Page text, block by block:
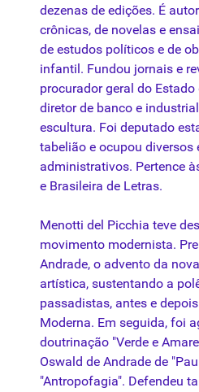
dezenas de edições. É
crônicas, de novelas e
de estudos políticos e de
infantil. Fundou jornais e
procurador geral do Estado
diretor de banco e
escultura. Foi deputado
tabelião e ocupou diversos
administrativos. Pertence
e Brasileira de Letras.
Menotti del Picchia teve
movimento modernista.
Andrade, o advento da
artística, sustentando a
passadistas, antes e
Moderna. Em seguida, foi
doutrinação "Verde e
Oswald de Andrade de
"Antropofagia". Defendeu